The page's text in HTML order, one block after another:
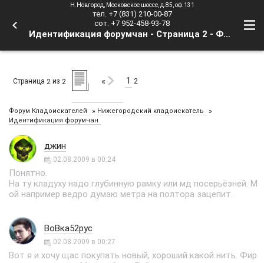
Н.Новгород, Московское шоссе, д.85, оф.131
тел. +7 (831) 210-00-87
сот. +7 952-458-93-78
Идентификация форумчан - Страница 2 - Форум Кладоискателей
Страница 2 из 2 « 1 2
Форум Кладоискателей » Нижегородский кладоискатель »
Идентификация форумчан
джин
02.08.2009 в 00:24
Понятно.
На ту кладуху надо глубинную рамку или мд посерьёзней. М
ой например ведро думаю метра на полтора зацепит.
ВоВка52рус
02.08.2009 в 00:27
Вот я и хочу щас покупать новый, хороший какой нить. Фир